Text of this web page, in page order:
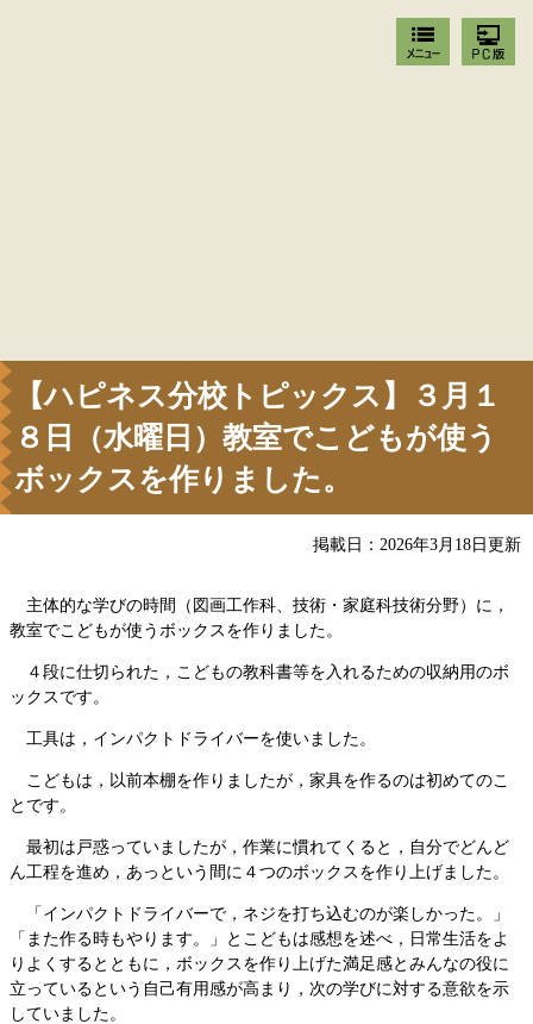
【ハピネス分校トピックス】３月１
８日（水曜日）教室でこどもが使う
ボックスを作りました。
掲載日：2026年3月18日更新
主体的な学びの時間（図画工作科、技術・家庭科技術分野）に，
教室でこどもが使うボックスを作りました。
４段に仕切られた，こどもの教科書等を入れるための収納用のボ
ックスです。
工具は，インパクトドライバーを使いました。
こどもは，以前本棚を作りましたが，家具を作るのは初めてのこ
とです。
最初は戸惑っていましたが，作業に慣れてくると，自分でどんど
ん工程を進め，あっという間に４つのボックスを作り上げました。
「インパクトドライバーで，ネジを打ち込むのが楽しかった。」
「また作る時もやります。」とこどもは感想を述べ，日常生活をよ
りよくするとともに，ボックスを作り上げた満足感とみんなの役に
立っているという自己有用感が高まり，次の学びに対する意欲を示
していました。